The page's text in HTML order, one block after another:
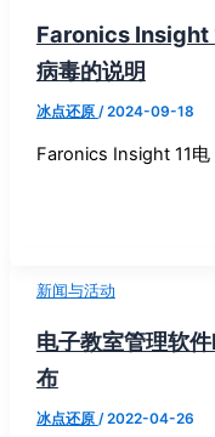
Faronics Insight
病毒的说明
冰点还原 /2024-09-18
Faronics Insight 11
新闻与活动
电子教室管理软
布
冰点还原 /2022-04-26